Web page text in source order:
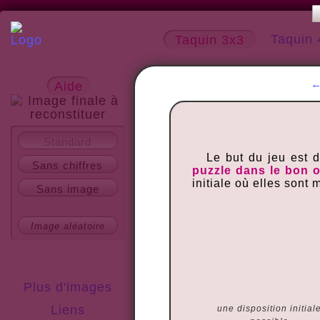
Taquin 3x3 Taquin
Aide
Plus d'images
Liens
Sans chiffres
Sans image
Image aléatoire
Le but du jeu est
puzzle dans le bon
initiale où elles sont
une disposition